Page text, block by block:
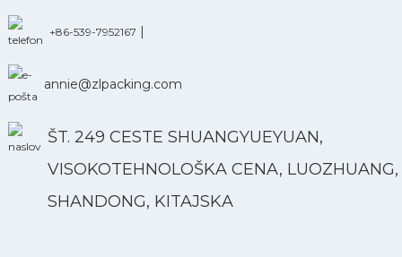
+86-539-7952167 |
annie@zlpacking.com
ŠT. 249 CESTE SHUANGYUEYUAN,
VISOKOTEHNOLOŠKA CENA, LUOZHUANG,
SHANDONG, KITAJSKA